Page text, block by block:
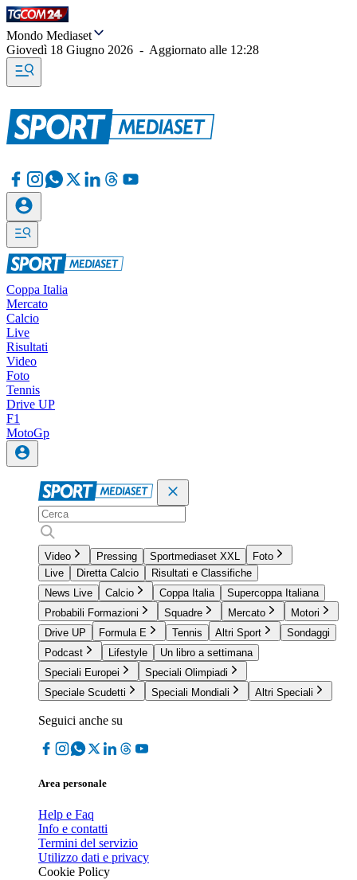
Mondo Mediaset
Giovedì 18 Giugno 2026 - Aggiornato alle 12:28
Coppa Italia
Mercato
Calcio
Live
Risultati
Video
Foto
Tennis
Drive UP
F1
MotoGp
Video Pressing Sportmediaset XXL
Foto
Live
Diretta Calcio
Risultati e Classifiche
News Live
Calcio Coppa Italia
Supercoppa Italiana
Probabili Formazioni
Squadre Mercato
Motori
Drive UP
Formula E Tennis Altri Sport
Sondaggi
Podcast
Lifestyle
Un libro a settimana
Speciali Europei
Speciali Olimpiadi
Speciale Scudetti
Speciali Mondiali Altri Speciali
Seguici anche su
Area personale
Help e Faq
Info e contatti
Termini del servizio
Utilizzo dati e privacy
Cookie Policy